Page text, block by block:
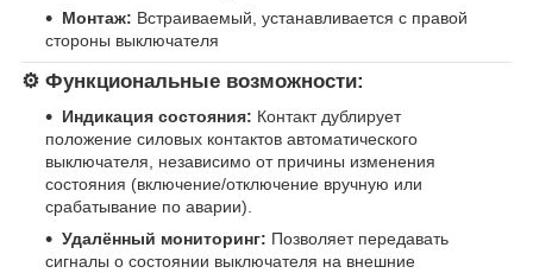
Монтаж: Встраиваемый, устанавливается с правой
стороны выключателя
⚙️ Функциональные возможности:
Индикация состояния: Контакт дублирует
положение силовых контактов автоматического
выключателя, независимо от причины изменения
состояния (включение/отключение вручную или
срабатывание по аварии).
Удалённый мониторинг: Позволяет передавать
сигналы о состоянии выключателя на внешние